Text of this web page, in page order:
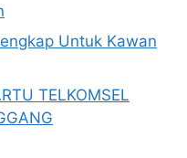
Untuk Kawan
TELKOMSEL